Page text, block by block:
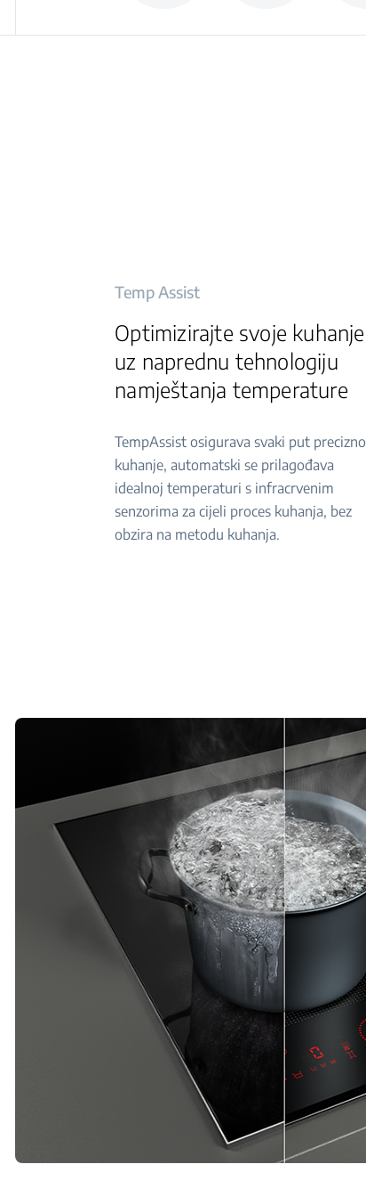
Temp Assist
Optimizirajte svoje kuhanje
uz naprednu tehnologiju
namještanja temperature
TempAssist osigurava svaki put precizno
kuhanje, automatski se prilagođava
idealnoj temperaturi s infracrvenim
senzorima za cijeli proces kuhanja, bez
obzira na metodu kuhanja.